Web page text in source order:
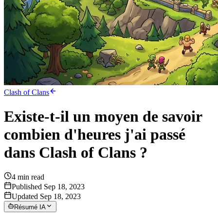
Clash of Clans
Existe-t-il un moyen de savoir
combien d'heures j'ai passé
dans Clash of Clans ?
4 min read
Published Sep 18, 2023
Updated Sep 18, 2023
Résumé IA